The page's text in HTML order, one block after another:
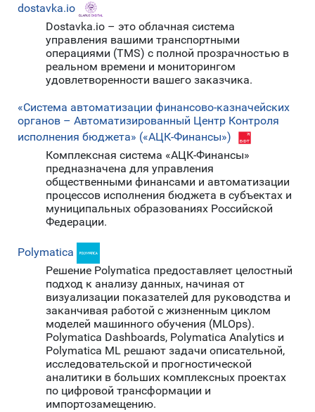
dostavka.io
Dostavka.io – это облачная система
управления вашими транспортными
операциями (TMS) с полной прозрачностью в
реальном времени и мониторингом
удовлетворенности вашего заказчика.
«Система автоматизации финансово-казначейских
органов – Автоматизированный Центр Контроля
исполнения бюджета» («АЦК-Финансы»)
Комплексная система «АЦК-Финансы»
предназначена для управления
общественными финансами и автоматизации
процессов исполнения бюджета в субъектах и
муниципальных образованиях Российской
Федерации.
Polymatica
Решение Polymatica предоставляет целостный
подход к анализу данных, начиная от
визуализации показателей для руководства и
заканчивая работой с жизненным циклом
моделей машинного обучения (MLOps).
Polymatica Dashboards, Polymatica Analytics и
Polymatica ML решают задачи описательной,
исследовательской и прогностической
аналитики в больших комплексных проектах
по цифровой трансформации и
импортозамещению.